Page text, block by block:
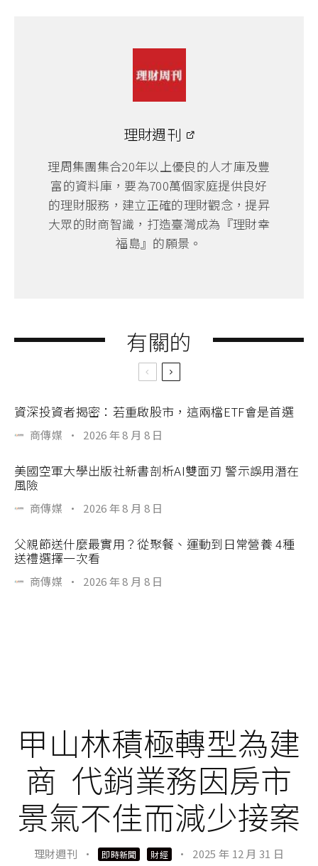
理財週刊
理周集團集合20年以上優良的人才庫及豐
富的資料庫，要為700萬個家庭提供良好
的理財服務，建立正確的理財觀念，提昇
大眾的財商智識，打造臺灣成為『理財幸
福島』的願景。
有關的
資深投資者揭密：若重啟股市，這兩檔ETF會是首選
商傳媒 · 2026 年 8 月 8 日
美國空軍大學出版社新書剖析AI雙面刃 警示誤用潛在
風險
商傳媒 · 2026 年 8 月 8 日
父親節送什麼最實用？從聚餐、運動到日常營養 4種
送禮選擇一次看
商傳媒 · 2026 年 8 月 8 日
甲山林積極轉型為建
商 代銷業務因房市
景氣不佳而減少接案
理財週刊 · 即時新聞 財經 · 2025 年 12 月 31 日